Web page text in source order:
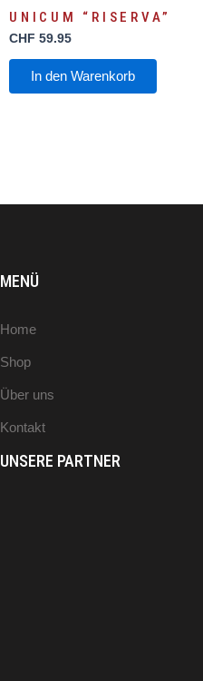
UNICUM “RISERVA”
CHF 59.95
In den Warenkorb
MENÜ
Home
Shop
Über uns
Kontakt
UNSERE PARTNER